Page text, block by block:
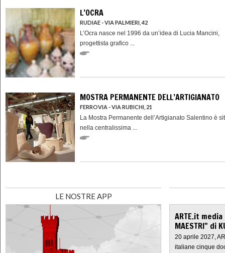
L’OCRA
RUDIAE - VIA PALMIERI, 42
L’Ocra nasce nel 1996 da un’idea di Lucia Mancini,
progettista grafico ...
MOSTRA PERMANENTE DELL’ARTIGIANATO
FERROVIA - VIA RUBICHI, 21
La Mostra Permanente dell’Artigianato Salentino è
nella centralissima ...
LE NOSTRE APP
ARTE.it
MAESTRI" di
20 aprile 2027,
italiane cinque